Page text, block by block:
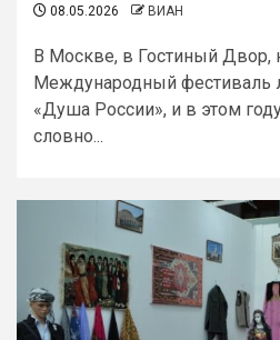
08.05.2026 ВИАН
В Москве, в Гостиный Двор,
Международный фестиваль
«Душа России», и в этом
словно...